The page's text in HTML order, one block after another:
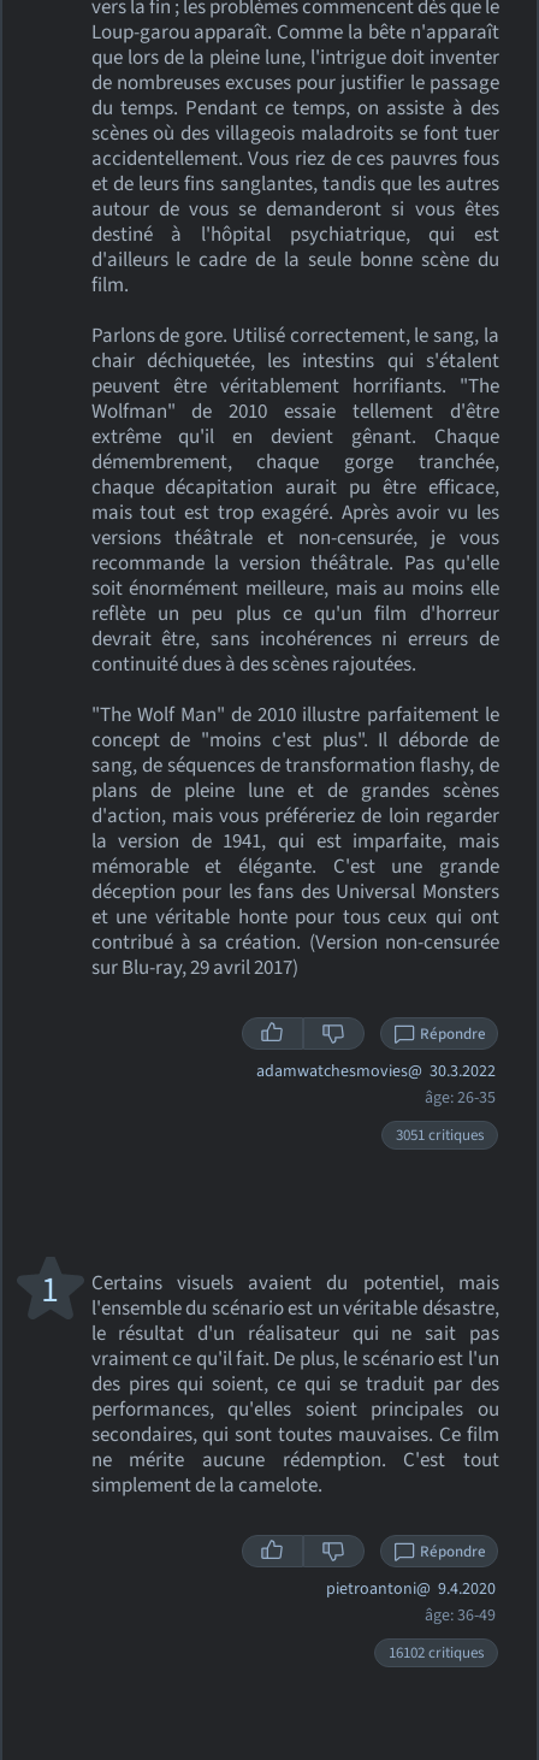
vers la fin ; les problèmes commencent dès que le
Loup-garou apparaît. Comme la bête n'apparaît
que lors de la pleine lune, l'intrigue doit inventer
de nombreuses excuses pour justifier le passage
du temps. Pendant ce temps, on assiste à des
scènes où des villageois maladroits se font tuer
accidentellement. Vous riez de ces pauvres fous
et de leurs fins sanglantes, tandis que les autres
autour de vous se demanderont si vous êtes
destiné à l'hôpital psychiatrique, qui est
d'ailleurs le cadre de la seule bonne scène du
film.
Parlons de gore. Utilisé correctement, le sang, la
chair déchiquetée, les intestins qui s'étalent
peuvent être véritablement horrifiants. "The
Wolfman" de 2010 essaie tellement d'être
extrême qu'il en devient gênant. Chaque
démembrement, chaque gorge tranchée,
chaque décapitation aurait pu être efficace,
mais tout est trop exagéré. Après avoir vu les
versions théâtrale et non-censurée, je vous
recommande la version théâtrale. Pas qu'elle
soit énormément meilleure, mais au moins elle
reflète un peu plus ce qu'un film d'horreur
devrait être, sans incohérences ni erreurs de
continuité dues à des scènes rajoutées.
"The Wolf Man" de 2010 illustre parfaitement le
concept de "moins c'est plus". Il déborde de
sang, de séquences de transformation flashy, de
plans de pleine lune et de grandes scènes
d'action, mais vous préféreriez de loin regarder
la version de 1941, qui est imparfaite, mais
mémorable et élégante. C'est une grande
déception pour les fans des Universal Monsters
et une véritable honte pour tous ceux qui ont
contribué à sa création. (Version non-censurée
sur Blu-ray, 29 avril 2017)
Répondre
adamwatchesmovies@ 30.3.2022
âge: 26-35
3051 critiques
Certains visuels avaient du potentiel, mais
l'ensemble du scénario est un véritable désastre,
le résultat d'un réalisateur qui ne sait pas
vraiment ce qu'il fait. De plus, le scénario est l'un
des pires qui soient, ce qui se traduit par des
performances, qu'elles soient principales ou
secondaires, qui sont toutes mauvaises. Ce film
ne mérite aucune rédemption. C'est tout
simplement de la camelote.
1
Répondre
pietroantoni@ 9.4.2020
âge: 36-49
16102 critiques